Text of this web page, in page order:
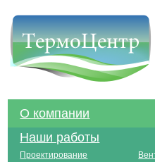
О компании
Наши работы
Проектирование